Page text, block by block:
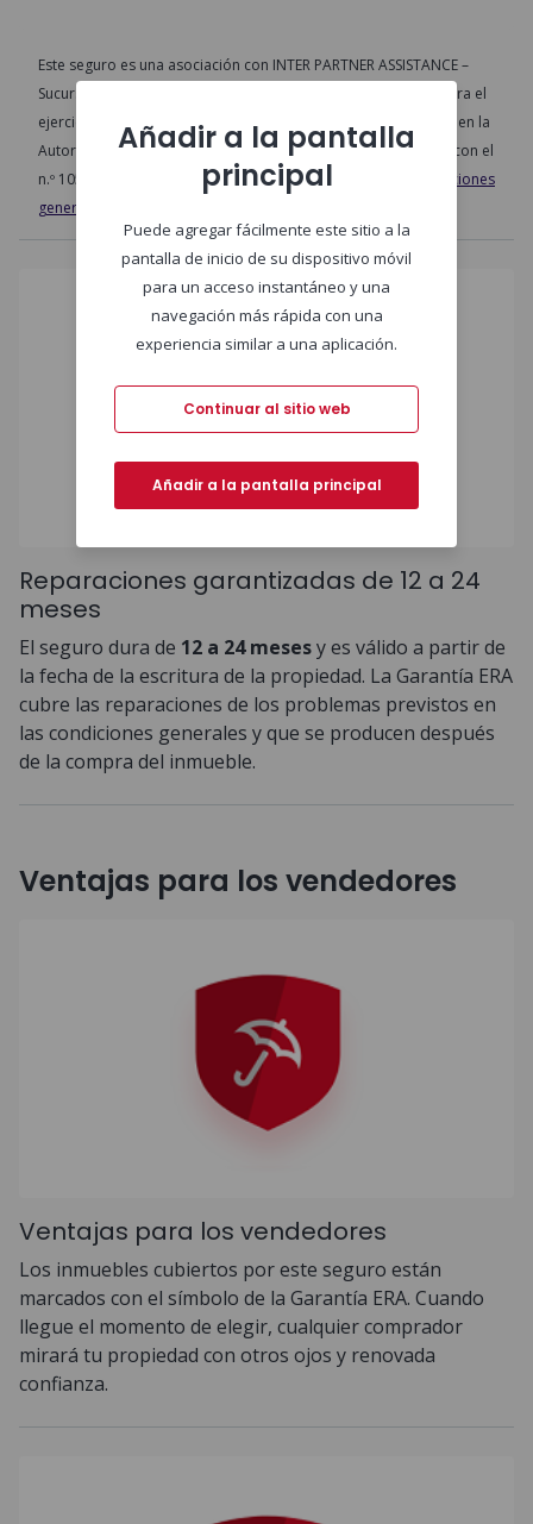
Este seguro es una asociación con INTER PARTNER ASSISTANCE –
Sucursal Portuguesa, una compañía de seguros autorizada para el
ejercicio de la actividad aseguradora en Portugal y registrada en la
Autoridad de Supervisión de Seguros y Fondos de Pensiones con el
n.º 1056.
Esta información no dispensa de consultar
las condiciones
generales del seguro
Reparaciones garantizadas de 12 a 24
meses
El seguro dura de 12 a 24 mesesy es válido a partir de
la fecha de la escritura de la propiedad. La Garantía ERA
cubre las reparaciones de los problemas previstos en
las condiciones generales y que se producen después
de la compra del inmueble.
Ventajas para los vendedores
Ventajas para los vendedores
Los inmuebles cubiertos por este seguro están
marcados con el símbolo de la Garantía ERA. Cuando
llegue el momento de elegir, cualquier comprador
mirará tu propiedad con otros ojos y renovada
confianza.
Añadir a la pantalla
principal
Puede agregar fácilmente este sitio a la
pantalla de inicio de su dispositivo móvil
para un acceso instantáneo y una
navegación más rápida con una
experiencia similar a una aplicación.
Continuar al sitio web
Añadir a la pantalla principal